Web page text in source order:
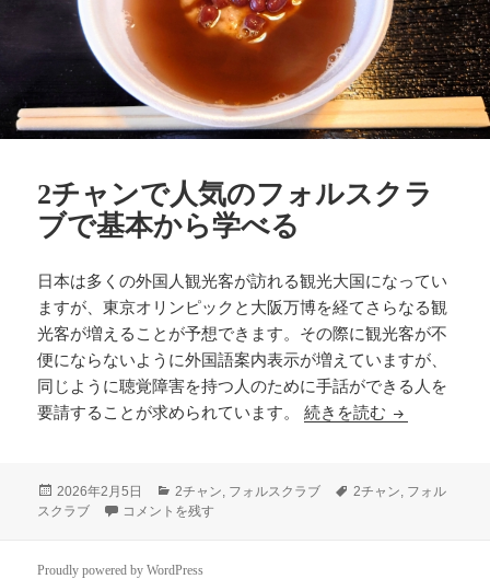
2チャンで人気のフォルスクラ
ブで基本から学べる
日本は多くの外国人観光客が訪れる観光大国になってい
ますが、東京オリンピックと大阪万博を経てさらなる観
光客が増えることが予想できます。その際に観光客が不
便にならないように外国語案内表示が増えていますが、
同じように聴覚障害を持つ人のために手話ができる人を
要請することが求められています。続きを読む 2チャンで人
投
稿
2026年2月5日
カ
テ
ー
2チャン, フォルスクラブ
タ
2チャン, フォル
スクラブ
2チャンで人気のフォルスクラブで基本から学べる に
コメントを残す
Proudly powered by WordPress